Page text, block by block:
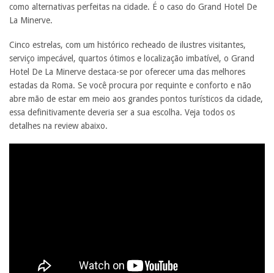
como alternativas perfeitas na cidade. É o caso do Grand Hotel De
La Minerve.
Cinco estrelas, com um histórico recheado de ilustres visitantes,
serviço impecável, quartos ótimos e localização imbatível, o Grand
Hotel De La Minerve destaca-se por oferecer uma das melhores
estadas da Roma. Se você procura por requinte e conforto e não
abre mão de estar em meio aos grandes pontos turísticos da cidade,
essa definitivamente deveria ser a sua escolha. Veja todos os
detalhes na review abaixo.